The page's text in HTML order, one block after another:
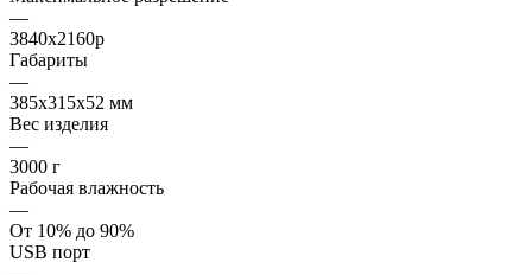
—
3840x2160p
Габариты
—
385x315x52 мм
Вес изделия
—
3000 г
Рабочая влажность
—
От 10% до 90%
USB порт